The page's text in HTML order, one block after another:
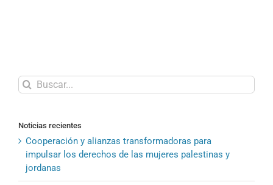
Buscar:
Noticias recientes
Cooperación y alianzas transformadoras para
impulsar los derechos de las mujeres palestinas y
jordanas